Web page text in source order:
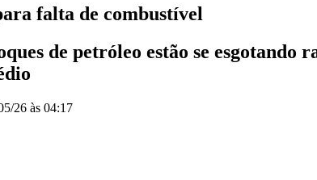
falta de combustível
de petróleo estão se esgotando
26 às 04:17